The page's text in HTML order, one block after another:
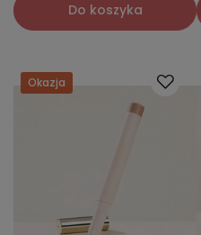
Do koszyka
Okazja